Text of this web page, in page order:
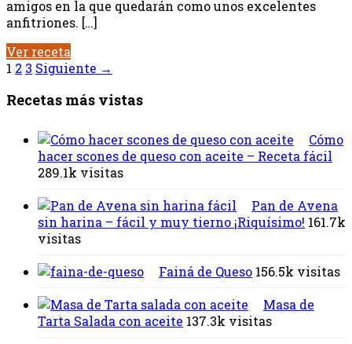
amigos en la que quedarán como unos excelentes
anfitriones. […]
Ver receta
1 2 3 Siguiente →
Recetas más vistas
Cómo
hacer scones de queso con aceite – Receta fácil
289.1k visitas
Pan de Avena
sin harina – fácil y muy tierno ¡Riquísimo! 161.7k
visitas
Fainá de Queso 156.5k visitas
Masa de
Tarta Salada con aceite 137.3k visitas